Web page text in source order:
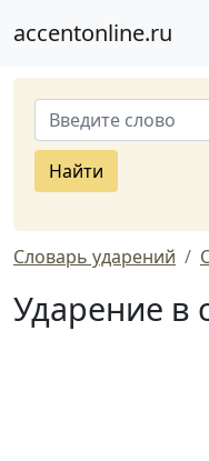
accentonline.ru
Найти
Словарь ударений
Ударение в